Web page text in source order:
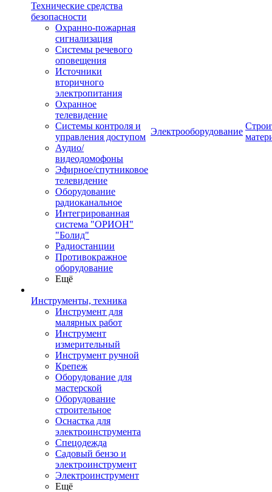
Технические средства
безопасности
Охранно-пожарная
сигнализация
Системы речевого
оповещения
Источники
вторичного
электропитания
Охранное
телевидение
Системы контроля и
управления доступом
Аудио/
видеодомофоны
Эфирное/спутниковое
телевидение
Оборудование
радиоканальное
Интегрированная
система "ОРИОН"
"Болид"
Радиостанции
Противокражное
оборудование
Ещё
Инструменты, техника
Инструмент для
малярных работ
Инструмент
измерительный
Инструмент ручной
Крепеж
Оборудование для
мастерской
Оборудование
строительное
Оснастка для
электроинструмента
Спецодежда
Садовый бензо и
электроинструмент
Электроинструмент
Ещё
Электрооборудование